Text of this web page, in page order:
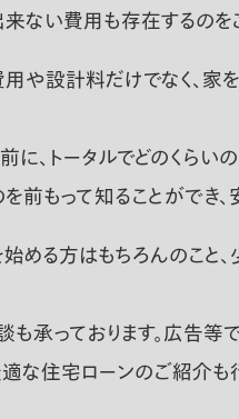
ない費用も存在するの
や設計料だけでなく、
に、トータルでどのくらい
前もって知ることができ、
始める方はもちろんのこ
承っております。広告
な住宅ローンのご紹介も